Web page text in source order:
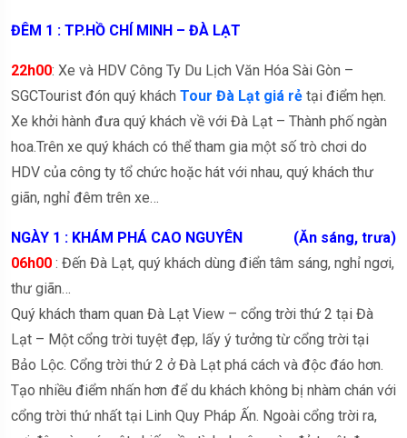
ĐÊM 1 : TP.HỒ CHÍ MINH – ĐÀ LẠT
22h00: Xe và HDV Công Ty Du Lịch Văn Hóa Sài Gòn –
SGCTourist đón quý khách Tour Đà Lạt giá rẻ tại điểm hẹn.
Xe khởi hành đưa quý khách về với Đà Lạt – Thành phố ngàn
hoa.Trên xe quý khách có thể tham gia một số trò chơi do
HDV của công ty tổ chức hoặc hát với nhau, quý khách thư
giãn, nghỉ đêm trên xe…
NGÀY 1 : KHÁM PHÁ CAO NGUYÊN (Ăn sáng, trưa)
06h00 : Đến Đà Lạt, quý khách dùng điển tâm sáng, nghỉ ngơi,
thư giãn…
Quý khách tham quan Đà Lạt View – cổng trời thứ 2 tại Đà
Lạt – Một cổng trời tuyệt đẹp, lấy ý tưởng từ cổng trời tại
Bảo Lộc. Cổng trời thứ 2 ở Đà Lạt phá cách và độc đáo hơn.
Tạo nhiều điểm nhấn hơn để du khách không bị nhàm chán với
cổng trời thứ nhất tại Linh Quy Pháp Ấn. Ngoài cổng trời ra,